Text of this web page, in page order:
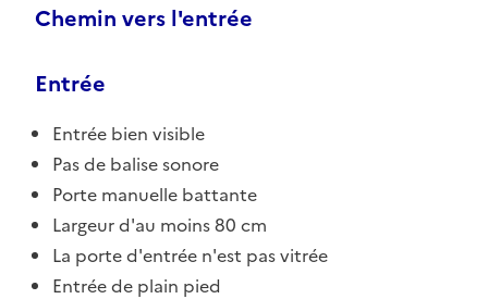
Chemin vers l'entrée
Entrée
Entrée bien visible
Pas de balise sonore
Porte manuelle battante
Largeur d'au moins 80 cm
La porte d'entrée n'est pas vitrée
Entrée de plain pied